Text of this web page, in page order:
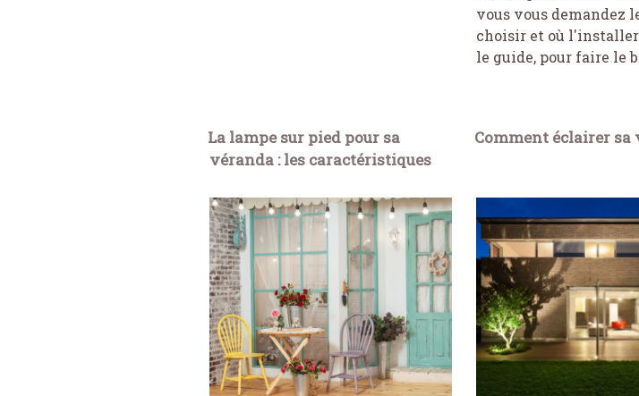
vous vous demandez
choisir et où l'installer
le guide, pour faire le
La lampe sur pied pour sa
véranda : les caractéristiques
Comment éclairer sa